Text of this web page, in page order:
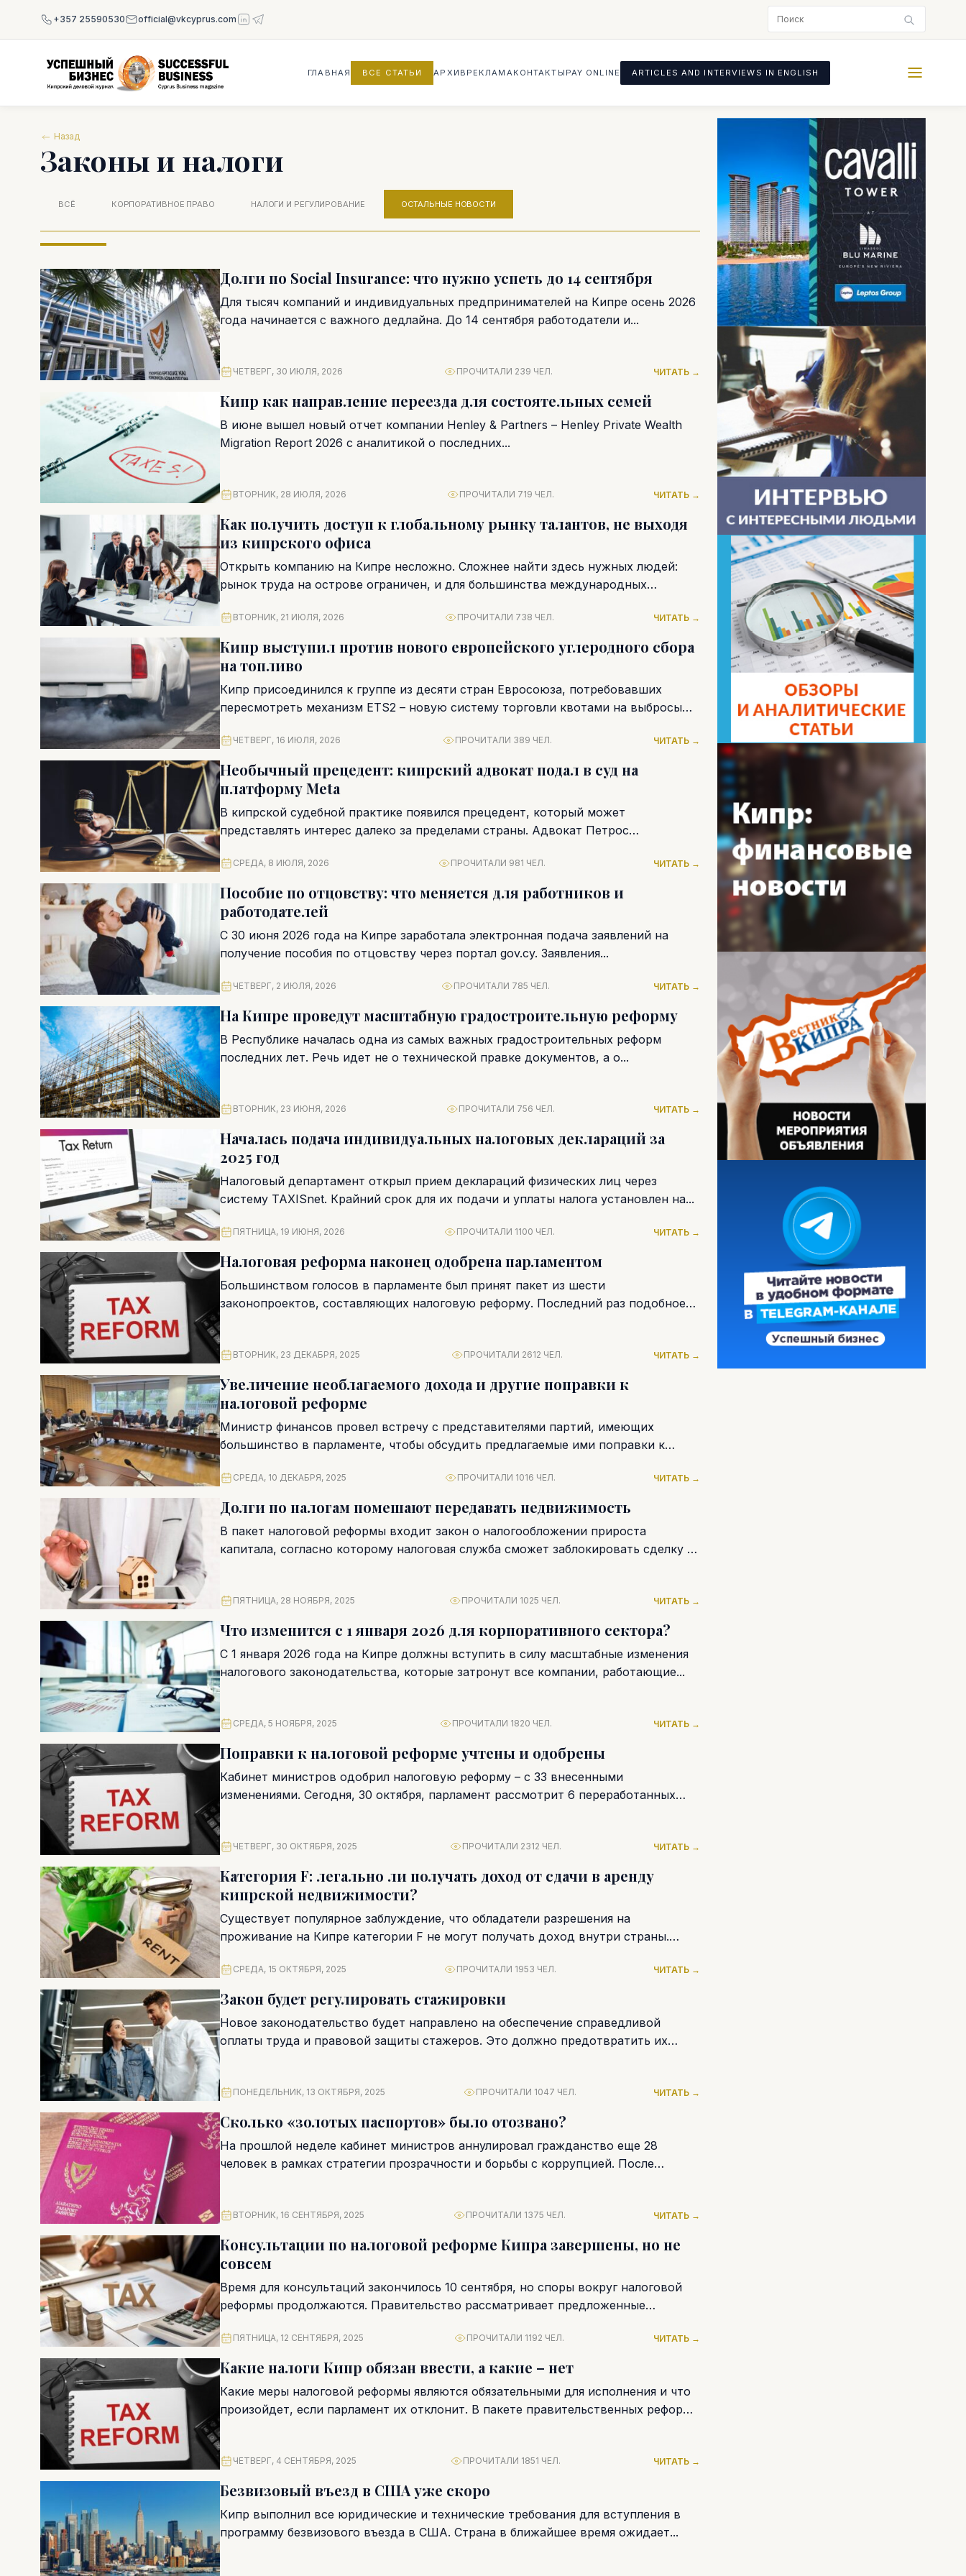
+357 25590530 official@vkcyprus.com
ГЛАВНАЯ ВСЕ СТАТЬИ АРХИВ РЕКЛАМА КОНТАКТЫ PAY ONLINE ARTICLES AND INTERVIEWS IN ENGLISH
Назад
Законы и налоги
ВСЁ КОРПОРАТИВНОЕ ПРАВО НАЛОГИ И РЕГУЛИРОВАНИЕ ОСТАЛЬНЫЕ НОВОСТИ
Долги по Social Insurance: что нужно успеть до 14 сентября
Для тысяч компаний и индивидуальных предпринимателей на Кипре осень 2026
года начинается с важного дедлайна. До 14 сентября работодатели и...
ЧЕТВЕРГ, 30 ИЮЛЯ, 2026 ПРОЧИТАЛИ 239 ЧЕЛ. ЧИТАТЬ →
Кипр как направление переезда для состоятельных семей
В июне вышел новый отчет компании Henley & Partners – Henley Private Wealth
Migration Report 2026 с аналитикой о последних...
ВТОРНИК, 28 ИЮЛЯ, 2026 ПРОЧИТАЛИ 719 ЧЕЛ. ЧИТАТЬ →
Как получить доступ к глобальному рынку талантов, не выходя
из кипрского офиса
Открыть компанию на Кипре несложно. Сложнее найти здесь нужных людей:
рынок труда на острове ограничен, и для большинства международных
ВТОРНИК, 21 ИЮЛЯ, 2026 ПРОЧИТАЛИ 738 ЧЕЛ. ЧИТАТЬ →
Кипр выступил против нового европейского углеродного сбора
на топливо
Кипр присоединился к группе из десяти стран Евросоюза, потребовавших
пересмотреть механизм ETS2 – новую систему торговли квотами на выбросы
ЧЕТВЕРГ, 16 ИЮЛЯ, 2026 ПРОЧИТАЛИ 389 ЧЕЛ. ЧИТАТЬ →
Необычный прецедент: кипрский адвокат подал в суд на
платформу Meta
В кипрской судебной практике появился прецедент, который может
представлять интерес далеко за пределами страны. Адвокат Петрос
СРЕДА, 8 ИЮЛЯ, 2026 ПРОЧИТАЛИ 981 ЧЕЛ. ЧИТАТЬ →
Пособие по отцовству: что меняется для работников и
работодателей
С 30 июня 2026 года на Кипре заработала электронная подача заявлений на
получение пособия по отцовству через портал gov.cy. Заявления...
ЧЕТВЕРГ, 2 ИЮЛЯ, 2026 ПРОЧИТАЛИ 785 ЧЕЛ. ЧИТАТЬ →
На Кипре проведут масштабную градостроительную реформу
В Республике началась одна из самых важных градостроительных реформ
последних лет. Речь идет не о технической правке документов, а о...
ВТОРНИК, 23 ИЮНЯ, 2026 ПРОЧИТАЛИ 756 ЧЕЛ. ЧИТАТЬ →
Началась подача индивидуальных налоговых деклараций за
2025 год
Налоговый департамент открыл прием деклараций физических лиц через
систему TAXISnet. Крайний срок для их подачи и уплаты налога установлен на...
ПЯТНИЦА, 19 ИЮНЯ, 2026 ПРОЧИТАЛИ 1100 ЧЕЛ. ЧИТАТЬ →
Налоговая реформа наконец одобрена парламентом
Большинством голосов в парламенте был принят пакет из шести
законопроектов, составляющих налоговую реформу. Последний раз подобное
ВТОРНИК, 23 ДЕКАБРЯ, 2025 ПРОЧИТАЛИ 2612 ЧЕЛ. ЧИТАТЬ →
Увеличение необлагаемого дохода и другие поправки к
налоговой реформе
Министр финансов провел встречу с представителями партий, имеющих
большинство в парламенте, чтобы обсудить предлагаемые ими поправки к
СРЕДА, 10 ДЕКАБРЯ, 2025 ПРОЧИТАЛИ 1016 ЧЕЛ. ЧИТАТЬ →
Долги по налогам помешают передавать недвижимость
В пакет налоговой реформы входит закон о налогообложении прироста
капитала, согласно которому налоговая служба сможет заблокировать сделку о
ПЯТНИЦА, 28 НОЯБРЯ, 2025 ПРОЧИТАЛИ 1025 ЧЕЛ. ЧИТАТЬ →
Что изменится с 1 января 2026 для корпоративного сектора?
С 1 января 2026 года на Кипре должны вступить в силу масштабные изменения
налогового законодательства, которые затронут все компании, работающие...
СРЕДА, 5 НОЯБРЯ, 2025 ПРОЧИТАЛИ 1820 ЧЕЛ. ЧИТАТЬ →
Поправки к налоговой реформе учтены и одобрены
Кабинет министров одобрил налоговую реформу – с 33 внесенными
изменениями. Сегодня, 30 октября, парламент рассмотрит 6 переработанных
ЧЕТВЕРГ, 30 ОКТЯБРЯ, 2025 ПРОЧИТАЛИ 2312 ЧЕЛ. ЧИТАТЬ →
Категория F: легально ли получать доход от сдачи в аренду
кипрской недвижимости?
Существует популярное заблуждение, что обладатели разрешения на
проживание на Кипре категории F не могут получать доход внутри страны.
СРЕДА, 15 ОКТЯБРЯ, 2025 ПРОЧИТАЛИ 1953 ЧЕЛ. ЧИТАТЬ →
Закон будет регулировать стажировки
Новое законодательство будет направлено на обеспечение справедливой
оплаты труда и правовой защиты стажеров. Это должно предотвратить их
ПОНЕДЕЛЬНИК, 13 ОКТЯБРЯ, 2025 ПРОЧИТАЛИ 1047 ЧЕЛ. ЧИТАТЬ →
Сколько «золотых паспортов» было отозвано?
На прошлой неделе кабинет министров аннулировал гражданство еще 28
человек в рамках стратегии прозрачности и борьбы с коррупцией. После
ВТОРНИК, 16 СЕНТЯБРЯ, 2025 ПРОЧИТАЛИ 1375 ЧЕЛ. ЧИТАТЬ →
Консультации по налоговой реформе Кипра завершены, но не
совсем
Время для консультаций закончилось 10 сентября, но споры вокруг налоговой
реформы продолжаются. Правительство рассматривает предложенные
ПЯТНИЦА, 12 СЕНТЯБРЯ, 2025 ПРОЧИТАЛИ 1192 ЧЕЛ. ЧИТАТЬ →
Какие налоги Кипр обязан ввести, а какие – нет
Какие меры налоговой реформы являются обязательными для исполнения и что
произойдет, если парламент их отклонит. В пакете правительственных реформ
ЧЕТВЕРГ, 4 СЕНТЯБРЯ, 2025 ПРОЧИТАЛИ 1851 ЧЕЛ. ЧИТАТЬ →
Безвизовый въезд в США уже скоро
Кипр выполнил все юридические и технические требования для вступления в
программу безвизового въезда в США. Страна в ближайшее время ожидает...